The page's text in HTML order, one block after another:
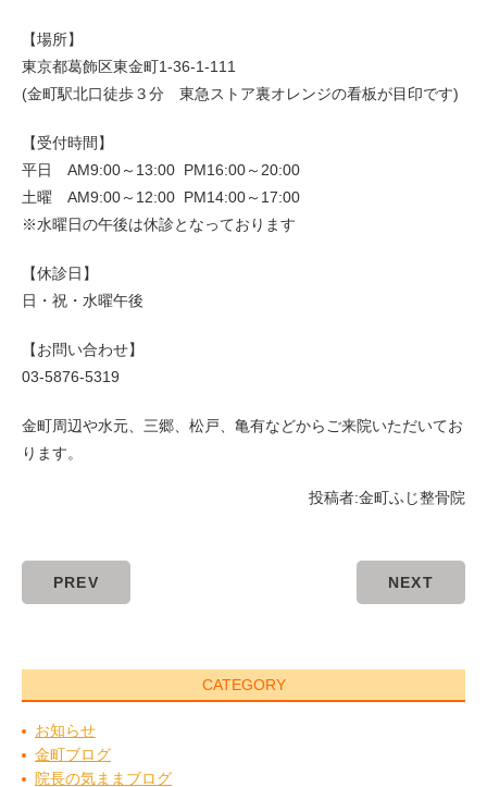
【場所】
東京都葛飾区東金町1-36-1-111
(金町駅北口徒歩３分 東急ストア裏オレンジの看板が目印です)
【受付時間】
平日 AM9:00～13:00 PM16:00～20:00
土曜 AM9:00～12:00 PM14:00～17:00
※水曜日の午後は休診となっております
【休診日】
日・祝・水曜午後
【お問い合わせ】
03-5876-5319
金町周辺や水元、三郷、松戸、亀有などからご来院いただいてお
ります。
投稿者:金町ふじ整骨院
PREV NEXT
CATEGORY
お知らせ
金町ブログ
院長の気ままブログ